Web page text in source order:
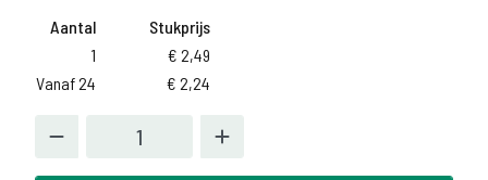
Aantal
Stukprijs
1
€ 2,49
Vanaf 24
€ 2,24